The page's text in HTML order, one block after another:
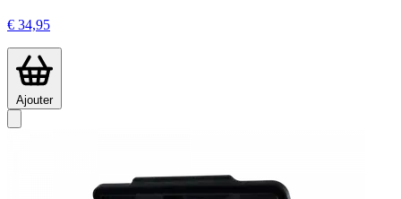
€ 34,95
Ajouter